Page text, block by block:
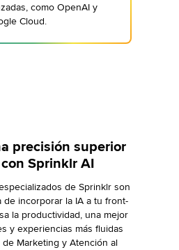
como OpenAI y
Cloud.
precisión superior
Sprinklr AI
de Sprinklr son
de incorporar la IA a tu front-
la productividad, una mejor
y experiencias más fluidas
Marketing y Atención al